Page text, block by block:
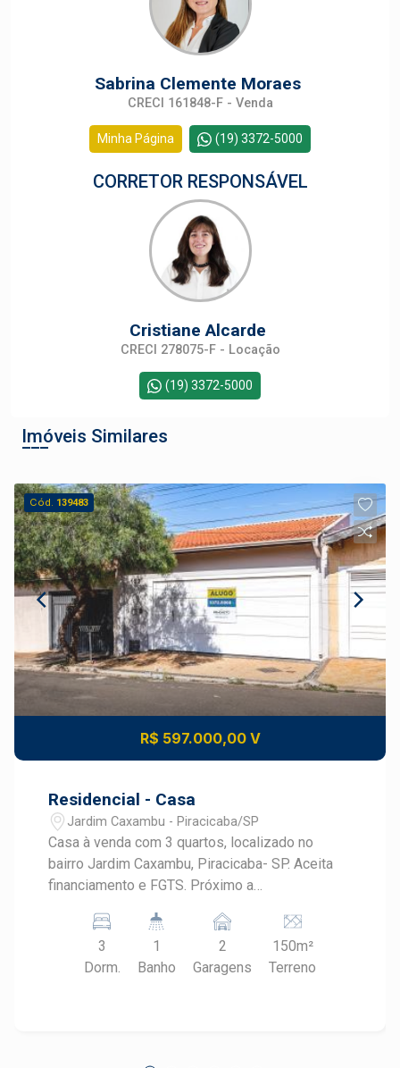
Sabrina Clemente Moraes
CRECI 161848-F - Venda
Minha Página (19) 3372-5000
CORRETOR RESPONSÁVEL
Cristiane Alcarde
CRECI 278075-F - Locação
(19) 3372-5000
Imóveis Similares
Cód. 139483
R$ 597.000,00 V
Residencial - Casa
Jardim Caxambu - Piracicaba/SP
Casa à venda com 3 quartos, localizado no
bairro Jardim Caxambu, Piracicaba- SP. Aceita
financiamento e FGTS. Próximo a
saúde e Pronto Socorro. Fica há cerca de 10
minutos do centro. Fácil acesso as principais
rodovias de Piracicaba. Destaques do Imóvel:
3
Dorm.
1
Banho
2
Garagens
150m²
Terreno